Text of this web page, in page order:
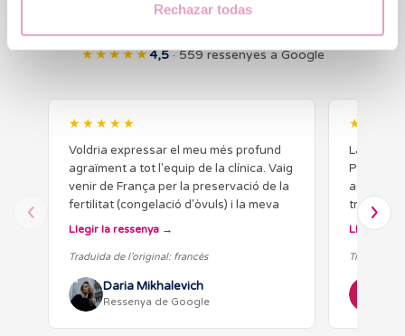
Rechazar todas
Opinions reals dels nostres pacients
★★★★★4,5· 559 ressenyes a Google
★★★★★
Voldria expressar el meu més profund
agraïment a tot l'equip de la clínica. Vaig
venir de França per la preservació de la
fertilitat (congelació d'òvuls) i la meva
experiència va ser extremadament
Llegir la ressenya
Traduïda de l’original: francès
Daria Mikhalevich
Ressenya de Google
La meva
acudir
del
Llegir la
Traduïda